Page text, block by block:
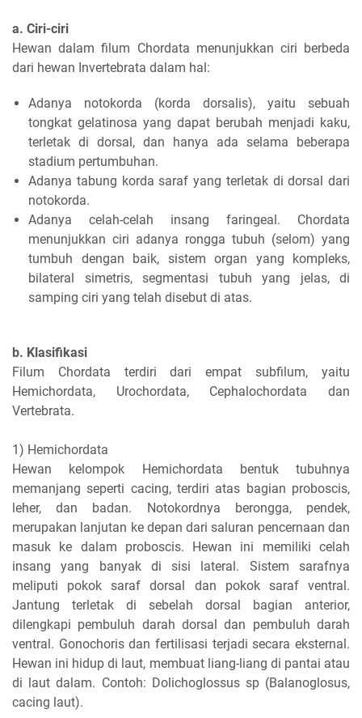
a. Ciri-ciri
Hewan dalam filum Chordata menunjukkan ciri berbeda
dari hewan Invertebrata dalam hal:
Adanya notokorda (korda dorsalis), yaitu sebuah
tongkat gelatinosa yang dapat berubah menjadi kaku,
terletak di dorsal, dan hanya ada selama beberapa
stadium pertumbuhan.
Adanya tabung korda saraf yang terletak di dorsal dari
notokorda.
Adanya celah-celah insang faringeal. Chordata
menunjukkan ciri adanya rongga tubuh (selom) yang
tumbuh dengan baik, sistem organ yang kompleks,
bilateral simetris, segmentasi tubuh yang jelas, di
samping ciri yang telah disebut di atas.
b. Klasifikasi
Filum Chordata terdiri dari empat subfilum, yaitu
Hemichordata, Urochordata, Cephalochordata dan
Vertebrata.
1) Hemichordata
Hewan kelompok Hemichordata bentuk tubuhnya
memanjang seperti cacing, terdiri atas bagian proboscis,
leher, dan badan. Notokordnya berongga, pendek,
merupakan lanjutan ke depan dari saluran pencernaan dan
masuk ke dalam proboscis. Hewan ini memiliki celah
insang yang banyak di sisi lateral. Sistem sarafnya
meliputi pokok saraf dorsal dan pokok saraf ventral.
Jantung terletak di sebelah dorsal bagian anterior,
dilengkapi pembuluh darah dorsal dan pembuluh darah
ventral. Gonochoris dan fertilisasi terjadi secara eksternal.
Hewan ini hidup di laut, membuat liang-liang di pantai atau
di laut dalam. Contoh: Dolichoglossus sp (Balanoglosus,
cacing laut).